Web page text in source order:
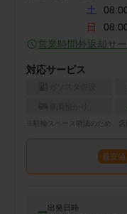
土
日
営業時間外返却サ
対応サービス
駐輪 スペース確認のため、
最安値
出発日時